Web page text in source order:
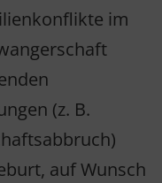
im
(z. B.
auf Wunsch